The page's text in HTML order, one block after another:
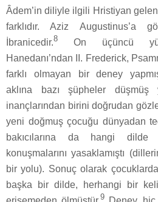
Âdem’in diliyle ilgili Hristiyan
farklıdır. Aziz Augustinus’a
İbranicedir.8 On üçüncü
Hanedanı’ndan II. Frederick,
farklı olmayan bir deney
aklına bazı şüpheler
inançlarından birini doğrudan
yeni doğmuş çocuğu dünyadan
bakıcılarına da hangi
konuşmalarını yasaklamıştı
bir yolu). Sonuç olarak
başka bir dilde, herhangi bir
9